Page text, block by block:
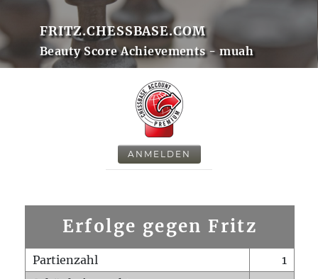
FRITZ.CHESSBASE.COM
Beauty Score Achievements - muah
ANMELDEN
Erfolge gegen Fritz
Partienzahl
1